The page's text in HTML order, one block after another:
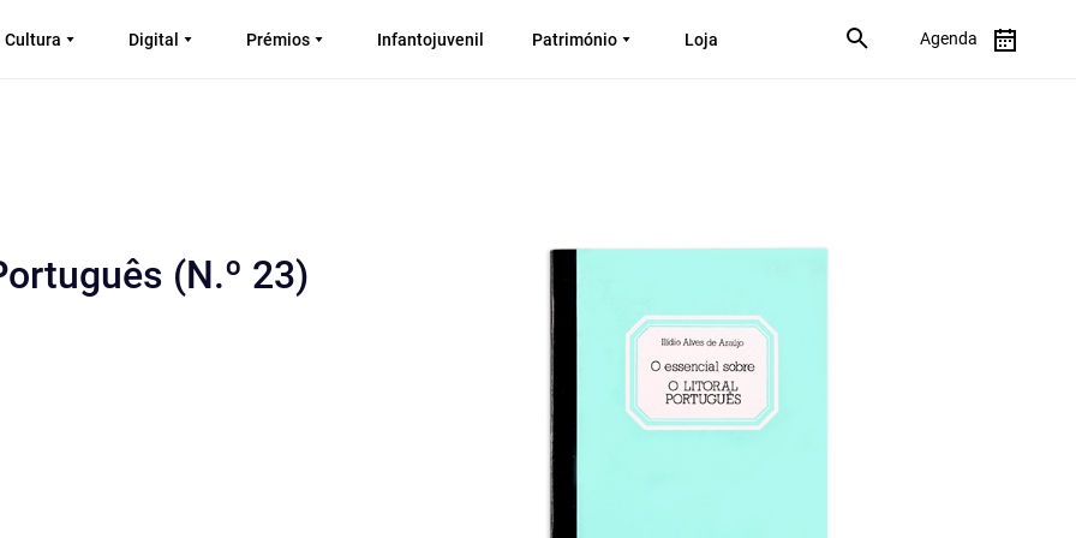
Cultura Digital Prémios Infantojuvenil Património Loja Agenda
(N.º 23)